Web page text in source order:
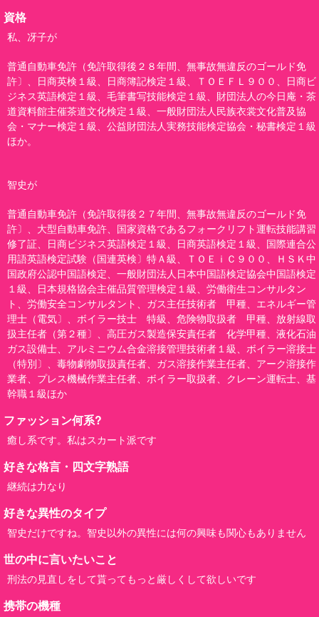
資格
私、冴子が
普通自動車免許（免許取得後２８年間、無事故無違反のゴールド免
許〕、日商英検１級、日商簿記検定１級、ＴＯＥＦＬ９００、日商ビ
ジネス英語検定１級、毛筆書写技能検定１級、財団法人の今日庵・茶
道資料館主催茶道文化検定１級、一般財団法人民族衣裳文化普及協
会・マナー検定１級、公益財団法人実務技能検定協会・秘書検定１級
ほか。
智史が
普通自動車免許（免許取得後２７年間、無事故無違反のゴールド免
許〕、大型自動車免許、国家資格であるフォークリフト運転技能講習
修了証、日商ビジネス英語検定１級、日商英語検定１級、国際連合公
用語英語検定試験（国連英検〕特Ａ級、ＴＯＥｉＣ９００、ＨＳＫ中
国政府公認中国語検定、一般財団法人日本中国語検定協会中国語検定
１級、日本規格協会主催品質管理検定１級、労働衛生コンサルタン
ト、労働安全コンサルタント、ガス主任技術者 甲種、エネルギー管
理士（電気〕、ボイラー技士 特級、危険物取扱者 甲種、放射線取
扱主任者（第２種〕、高圧ガス製造保安責任者 化学甲種、液化石油
ガス設備士、アルミニウム合金溶接管理技術者１級、ボイラー溶接士
（特別〕、毒物劇物取扱責任者、ガス溶接作業主任者、アーク溶接作
業者、プレス機械作業主任者、ボイラー取扱者、クレーン運転士、基
幹職１級ほか
ファッション何系?
癒し系です。私はスカート派です
好きな格言・四文字熟語
継続は力なり
好きな異性のタイプ
智史だけですね。智史以外の異性には何の興味も関心もありません
世の中に言いたいこと
刑法の見直しをして貰ってもっと厳しくして欲しいです
携帯の機種